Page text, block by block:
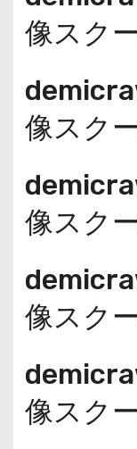
像スク
像スク
像スク
像スク
像スク